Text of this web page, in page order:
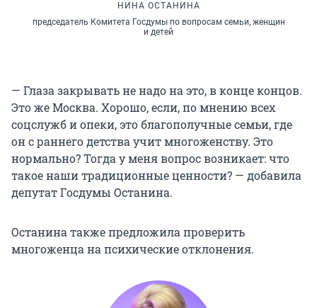
НИНА ОСТАНИНА
председатель Комитета Госдумы по вопросам семьи, женщин
и детей
— Глаза закрывать не надо на это, в конце концов.
Это же Москва. Хорошо, если, по мнению всех
соцслужб и опеки, это благополучные семьи, где
он с раннего детства учит многоженству. Это
нормально? Тогда у меня вопрос возникает: что
такое наши традиционные ценности? — добавила
депутат Госдумы Останина.
Останина также предложила проверить
многоженца на психические отклонения.